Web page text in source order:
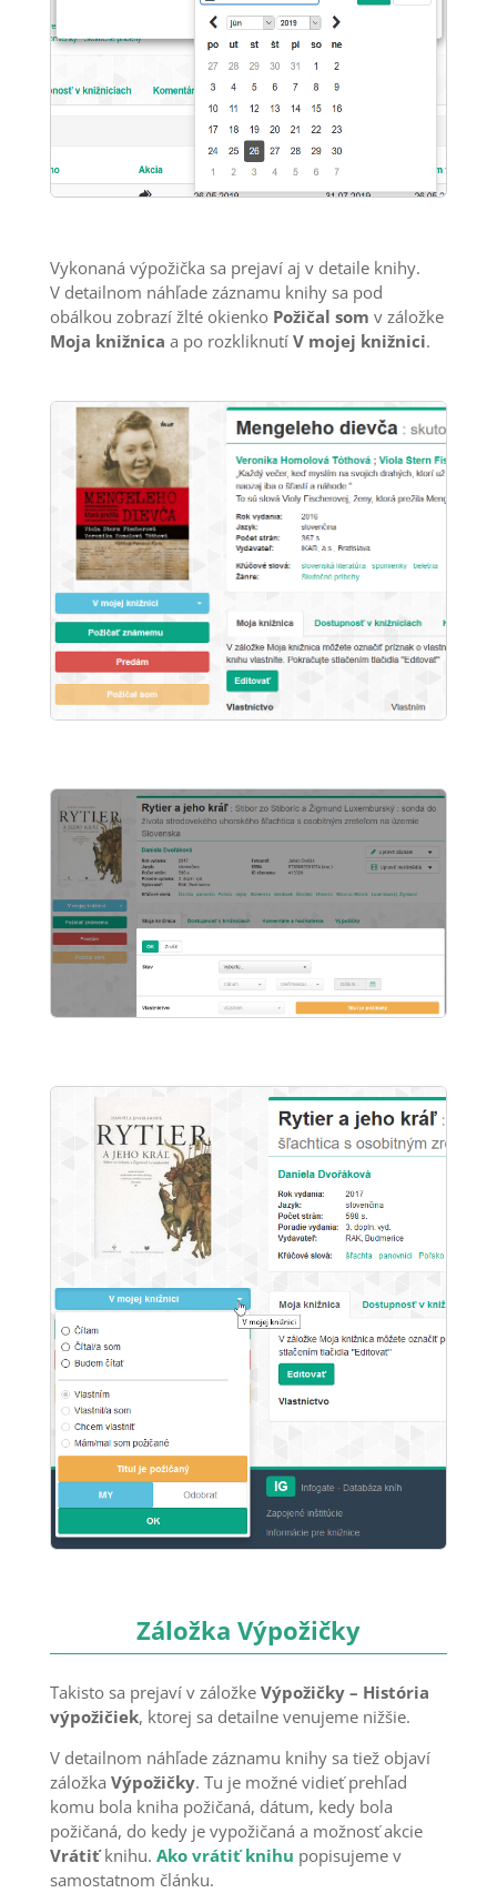
Vykonaná výpožička sa prejaví aj v detaile knihy.
V detailnom náhľade záznamu knihy sa pod
obálkou zobrazí žlté okienko Požičal som v záložke
Moja knižnica a po rozkliknutí V mojej knižnici.
Záložka Výpožičky
Takisto sa prejaví v záložke Výpožičky – História
výpožičiek, ktorej sa detailne venujeme nižšie.
V detailnom náhľade záznamu knihy sa tiež objaví
záložka Výpožičky. Tu je možné vidieť prehľad
komu bola kniha požičaná, dátum, kedy bola
požičaná, do kedy je vypožičaná a možnosť akcie
Vrátiťknihu. Ako vrátiť knihu popisujeme v
samostatnom článku.